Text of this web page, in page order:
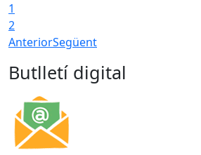
1
2
AnteriorSegüent
Butlletí digital